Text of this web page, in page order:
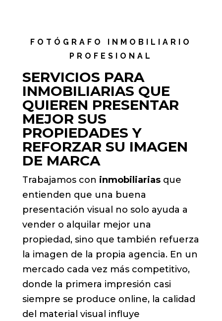
FOTÓGRAFO INMOBILIARIO
PROFESIONAL
SERVICIOS PARA
INMOBILIARIAS QUE
QUIEREN PRESENTAR
MEJOR SUS
PROPIEDADES Y
REFORZAR SU IMAGEN
DE MARCA
Trabajamos con inmobiliariasque
entienden que una buena
presentación visual no solo ayuda a
vender o alquilar mejor una
propiedad, sino que también refuerza
la imagen de la propia agencia. En un
mercado cada vez más competitivo,
donde la primera impresión casi
siempre se produce online, la calidad
del material visual influye